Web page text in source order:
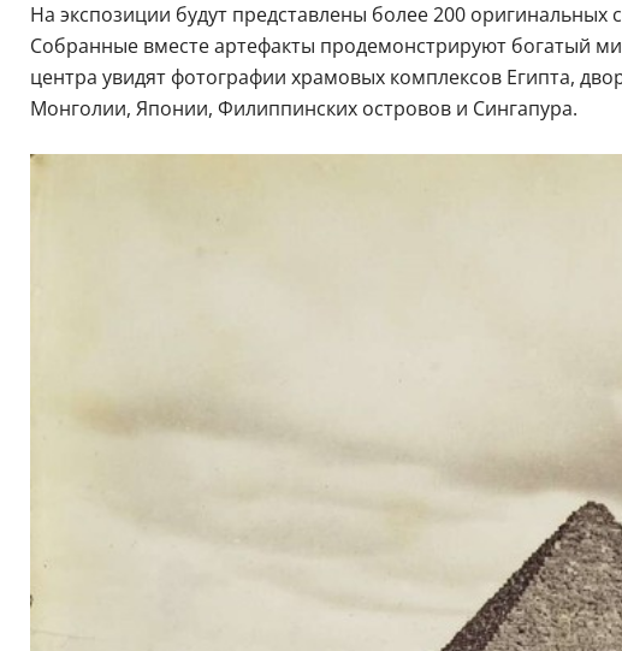
На экспозиции будут представлены более 200 оригинальных
Собранные вместе артефакты продемонстрируют богатый
центра увидят фотографии храмовых комплексов Египта,
Монголии, Японии, Филиппинских островов и Сингапура.